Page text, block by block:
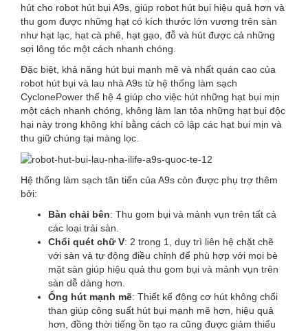
hút cho robot hút bụi A9s, giúp robot hút bụi hiệu quả hơn và
thu gom được những hạt có kích thước lớn vương trên sàn
như hạt lạc, hạt cà phê, hạt gạo, đỗ và hút được cả những
sợi lông tóc một cách nhanh chóng.
Đặc biệt, khả năng hút bụi mạnh mẽ và nhất quán cao của
robot hút bụi và lau nhà A9s từ hệ thống làm sạch
CyclonePower thế hệ 4 giúp cho việc hút những hạt bụi mịn
một cách nhanh chóng, không làm lan tỏa những hạt bụi độc
hại này trong không khí bằng cách cô lập các hạt bụi mịn và
thu giữ chúng tại màng lọc.
Hệ thống làm sạch tân tiến của A9s còn được phụ trợ thêm
bởi:
Bàn chải bên: Thu gom bụi và mảnh vụn trên tất cả
các loại trải sàn.
Chổi quét chữ V: 2 trong 1, duy trì liên hệ chặt chẽ
với sàn và tự động điều chỉnh để phù hợp với mọi bè
mặt sàn giúp hiệu quả thu gom bụi và mảnh vụn trên
sàn dễ dàng hơn.
Ống hút mạnh mẽ: Thiết kế động cơ hút không chổi
than giúp công suất hút bụi mạnh mẽ hơn, hiệu quả
hơn, đồng thời tiếng ồn tạo ra cũng được giảm thiểu